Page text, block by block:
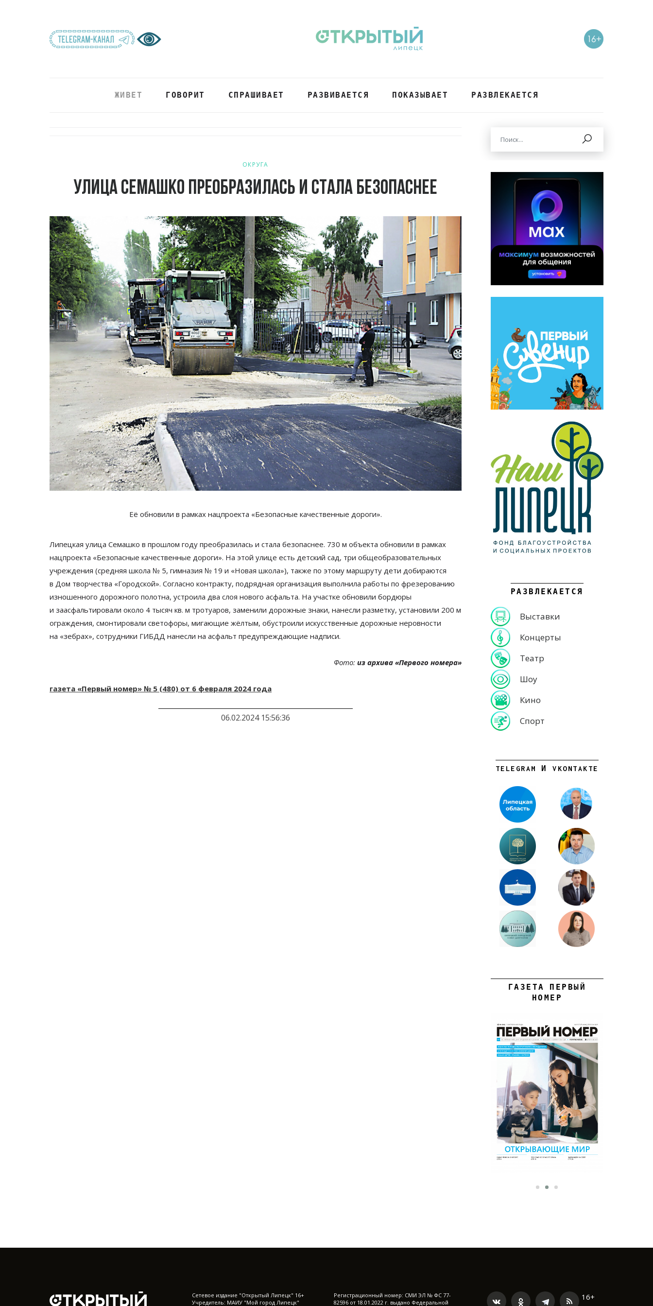
ЖИВЕТ ГОВОРИТ СПРАШИВАЕТ РАЗВИВАЕТСЯ ПОКАЗЫВАЕТ РАЗВЛЕКАЕТСЯ
ОКРУГА
Улица Семашко преобразилась и стала безопаснее
Её обновили в рамках нацпроекта «Безопасные качественные дороги».
Липецкая улица Семашко в прошлом году преобразилась и стала безопаснее. 730 м объекта обновили в рамках
нацпроекта «Безопасные качественные дороги». На этой улице есть детский сад, три общеобразовательных
учреждения (средняя школа № 5, гимназия № 19 и «Новая школа»), также по этому маршруту дети добираются
в Дом творчества «Городской». Согласно контракту, подрядная организация выполнила работы по фрезерованию
изношенного дорожного полотна, устроила два слоя нового асфальта. На участке обновили бордюры
и заасфальтировали около 4 тысяч кв. м тротуаров, заменили дорожные знаки, нанесли разметку, установили 200 м
ограждения, смонтировали светофоры, мигающие жёлтым, обустроили искусственные дорожные неровности
на «зебрах», сотрудники ГИБДД нанесли на асфальт предупреждающие надписи.
Фото: из архива «Первого номера»
газета «Первый номер» № 5 (480) от 6 февраля 2024 года
06.02.2024 15:56:36
РАЗВЛЕКАЕТСЯ
Выставки
Концерты
Театр
Шоу
Кино
Спорт
TELEGRAM И VKONTAKTE
ГАЗЕТА ПЕРВЫЙ
НОМЕР
Cетевое издание "Открытый Липецк" 16+
Учредитель: МАИУ "Мой город Липецк"
Регистрационный номер: СМИ ЭЛ № ФС 77-
82596 от 18.01.2022 г. выдано Федеральной
16+